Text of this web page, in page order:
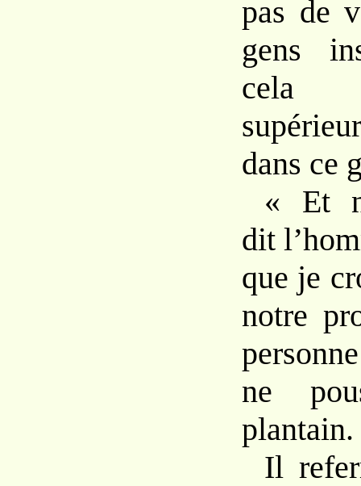
pas de
gens
dans ce
« Et
dit
que je
notre
ne
plantain.
Il